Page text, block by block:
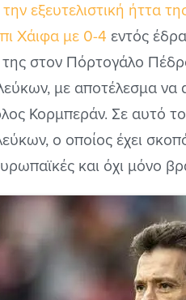
εξευτελιστική ήττα
Χάιφα με 0-4 εντός
στον Πόρτογάλο
με αποτέλεσμα να
Κορμπεράν. Σε αυτό
ο οποίος έχει
και όχι μόνο